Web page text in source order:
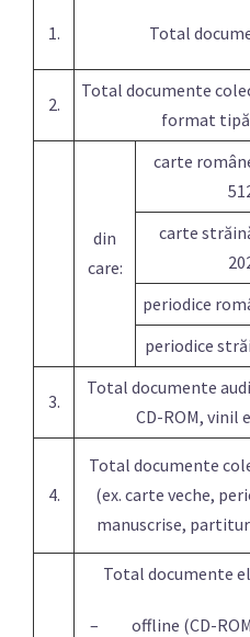
1. Total
2.
Total documente
format
din
care:
carte
carte
periodice
3.
Total documente
CD-ROM, vinil
4.
Total documente
(ex. carte veche,
manuscrise,
Total documente
– offline (CD-ROM;